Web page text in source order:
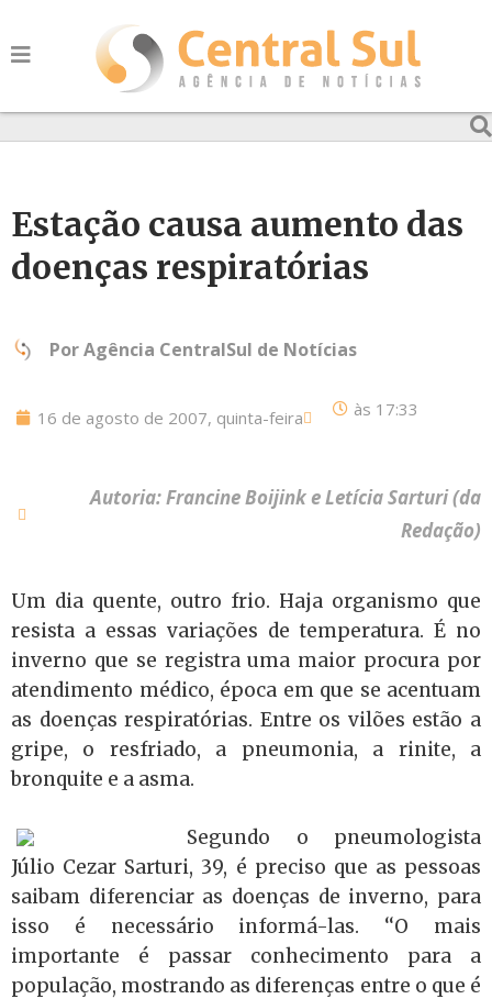
Estação causa aumento das
doenças respiratórias
PorAgência CentralSul de Notícias
16 de agosto de 2007, quinta-feira às 17:33
Autoria: Francine Boijink e Letícia Sarturi (da
Redação)
Um dia quente, outro frio. Haja organismo que
resista a essas variações de temperatura. É no
inverno que se registra uma maior procura por
atendimento médico, época em que se acentuam
as doenças respiratórias. Entre os vilões estão a
gripe, o resfriado, a pneumonia, a rinite, a
bronquite e a asma.
Segundo o pneumologista
Júlio Cezar Sarturi, 39, é preciso que as pessoas
saibam diferenciar as doenças de inverno, para
isso é necessário informá-las. ‘‘O mais
importante é passar conhecimento para a
população, mostrando as diferenças entre o que é